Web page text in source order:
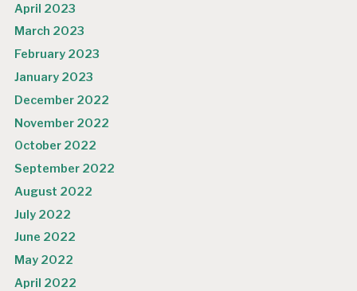
April 2023
March 2023
February 2023
January 2023
December 2022
November 2022
October 2022
September 2022
August 2022
July 2022
June 2022
May 2022
April 2022